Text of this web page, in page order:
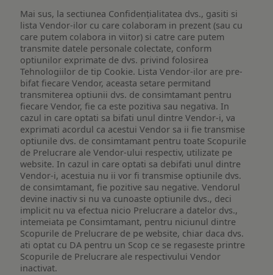
Mai sus, la sectiunea Confidențialitatea dvs., gasiti si
lista Vendor-ilor cu care colaboram in prezent (sau cu
care putem colabora in viitor) si catre care putem
transmite datele personale colectate, conform
optiunilor exprimate de dvs. privind folosirea
Tehnologiilor de tip Cookie. Lista Vendor-ilor are pre-
bifat fiecare Vendor, aceasta setare permitand
transmiterea optiunii dvs. de consimtamant pentru
fiecare Vendor, fie ca este pozitiva sau negativa. In
cazul in care optati sa bifati unul dintre Vendor-i, va
exprimati acordul ca acestui Vendor sa ii fie transmise
optiunile dvs. de consimtamant pentru toate Scopurile
de Prelucrare ale Vendor-ului respectiv, utilizate pe
website. In cazul in care optati sa debifati unul dintre
Vendor-i, acestuia nu ii vor fi transmise optiunile dvs.
de consimtamant, fie pozitive sau negative. Vendorul
devine inactiv si nu va cunoaste optiunile dvs., deci
implicit nu va efectua nicio Prelucrare a datelor dvs.,
intemeiata pe Consimtamant, pentru niciunul dintre
Scopurile de Prelucrare de pe website, chiar daca dvs.
ati optat cu DA pentru un Scop ce se regaseste printre
Scopurile de Prelucrare ale respectivului Vendor
inactivat.